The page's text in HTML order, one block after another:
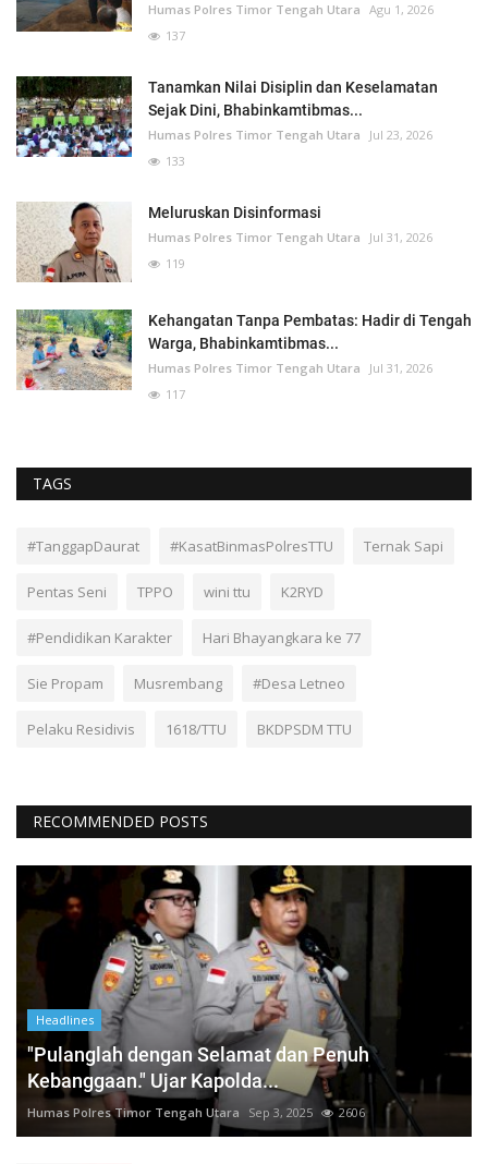
Humas Polres Timor Tengah Utara Agu 1, 2026
137
Tanamkan Nilai Disiplin dan Keselamatan
Sejak Dini, Bhabinkamtibmas...
Humas Polres Timor Tengah Utara
Jul 23, 2026
133
Meluruskan Disinformasi
Humas Polres Timor Tengah Utara
Jul 31, 2026
119
Kehangatan Tanpa Pembatas: Hadir di Tengah
Warga, Bhabinkamtibmas...
Humas Polres Timor Tengah Utara
Jul 31, 2026
117
TAGS
#TanggapDaurat #KasatBinmasPolresTTU Ternak Sapi
Pentas Seni TPPO wini ttu K2RYD
#Pendidikan Karakter Hari Bhayangkara ke 77
Sie Propam Musrembang #Desa Letneo
Pelaku Residivis 1618/TTU BKDPSDM TTU
RECOMMENDED POSTS
Headlines
"Pulanglah dengan Selamat dan Penuh
Kebanggaan." Ujar Kapolda...
Humas Polres Timor Tengah Utara Sep 3, 2025 2606